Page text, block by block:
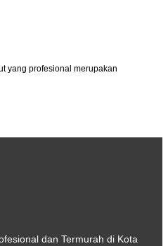
yang profesional merupakan
dan Termurah di Kota